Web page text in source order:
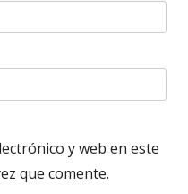
y web en este
que comente.